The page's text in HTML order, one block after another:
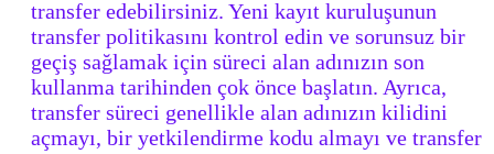
transfer edebilirsiniz. Yeni kayıt kuruluşunun
transfer politikasını kontrol edin ve sorunsuz bir
geçiş sağlamak için süreci alan adınızın son
kullanma tarihinden çok önce başlatın. Ayrıca,
transfer süreci genellikle alan adınızın kilidini
açmayı, bir yetkilendirme kodu almayı ve transfer